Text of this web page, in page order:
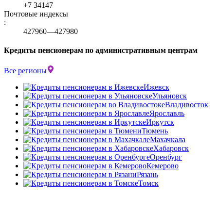
+7 34147
Почтовые индексы
:
427960—427980
Кредиты пенсионерам по административным центрам
Все регионы
Ижевск
Ульяновск
Владивосток
Ярославль
Иркутск
Тюмень
Махачкала
Хабаровск
Оренбург
Кемерово
Рязань
Томск